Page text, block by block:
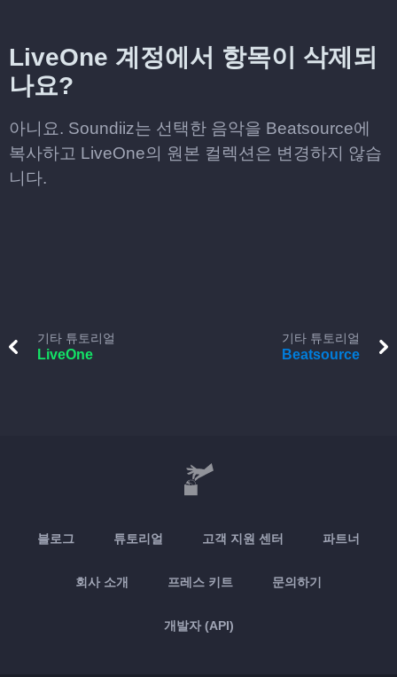
LiveOne 계정에서 항목이 삭제되
나요?
아니요. Soundiiz는 선택한 음악을 Beatsource에
복사하고 LiveOne의 원본 컬렉션은 변경하지 않습
니다.
기타 튜토리얼
LiveOne
기타 튜토리얼
Beatsource
블로그 튜토리얼 고객 지원 센터 파트너
회사 소개 프레스 키트 문의하기
개발자 (API)